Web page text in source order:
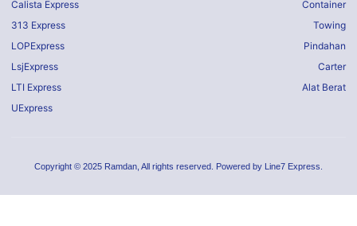
Calista Express
313 Express
LOPExpress
LsjExpress
LTI Express
UExpress
Container
Towing
Pindahan
Carter
Alat Berat
Copyright © 2025 Ramdan, All rights reserved. Powered by Line7 Express.